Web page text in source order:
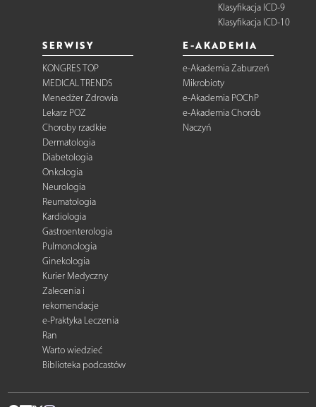
Klasyfikacja ICD-9
Klasyfikacja ICD-10
SERWISY
KONGRES TOP
MEDICAL TRENDS
Menedżer Zdrowia
Lekarz POZ
Choroby rzadkie
Dermatologia
Diabetologia
Onkologia
Neurologia
Reumatologia
Kardiologia
Gastroenterologia
Pulmonologia
Ginekologia
Kurier Medyczny
Zalecenia i
rekomendacje
e-Praktyka Leczenia
Ran
Warto wiedzieć
Biblioteka podcastów
E-AKADEMIA
e-Akademia Zaburzeń
Mikrobioty
e-Akademia POChP
e-Akademia Chorób
Naczyń